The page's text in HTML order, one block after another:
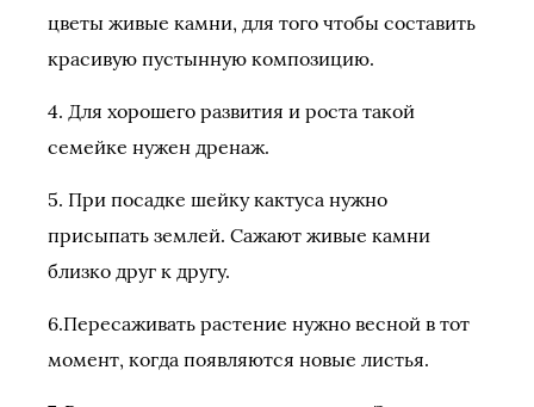
цветы живые камни, для того чтобы составить
красивую пустынную композицию.
4. Для хорошего развития и роста такой
семейке нужен дренаж.
5. При посадке шейку кактуса нужно
присыпать землей. Сажают живые камни
близко друг к другу.
6.Пересаживать растение нужно весной в тот
момент, когда появляются новые листья.